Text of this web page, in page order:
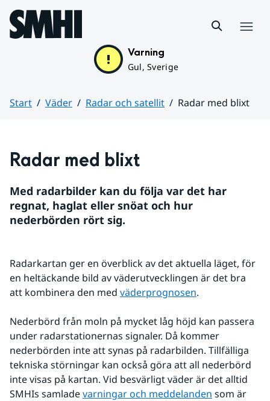
Hoppa till sidans innehåll
Varning
Gul, Sverige
Start Väder Radar och satellit
Radar med blixt
Radar med blixt
Med radarbilder kan du följa var det har
regnat, haglat eller snöat och hur
nederbörden rört sig.
Radarkartan ger en överblick av det aktuella läget, för
en heltäckande bild av väderutvecklingen är det bra
att kombinera den med väderprognosen.
Nederbörd från moln på mycket låg höjd kan passera
under radarstationernas signaler. Då kommer
nederbörden inte att synas på radarbilden. Tillfälliga
tekniska störningar kan också göra att all nederbörd
inte visas på kartan. Vid besvärligt väder är det alltid
SMHIs samlade varningar och meddelanden som är